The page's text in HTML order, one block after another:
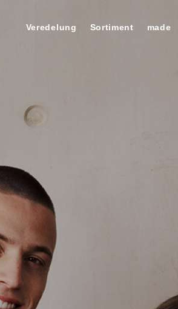
Veredelung Sortiment made
und Stickerei
Gar kein Bock. Bei made ist
In unserer
dich attraktive Kleidung, geniale